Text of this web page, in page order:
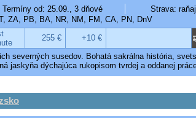
Termíny od: 25.09., 3 dňové
Strava:
ZA, PB, BA, NR, NM, FM, CA, PN, DnV
255 €
+10 €
severných susedov. Bohatá sakrálna história,
jaskyňa dýchajúca rukopisom tvrdej a oddanej